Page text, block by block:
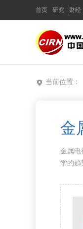
首页 研究 财经
当前位置：
金
金属电
学的趋